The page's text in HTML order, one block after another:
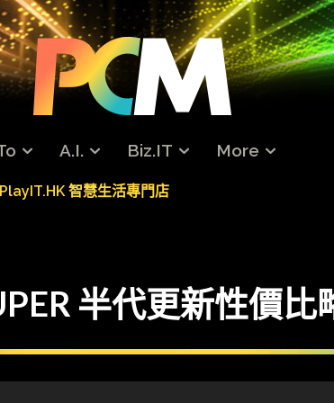
A.I. Biz.IT More
PlayIT.HK 智慧生活專門店
半代更新性價比